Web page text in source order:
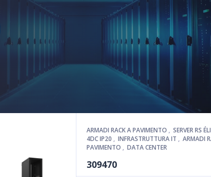
ARMADI RACK A PAVIMENTO ,SERVER RS
4DC IP20 ,INFRASTRUTTURA IT ,ARMADI
PAVIMENTO ,DATA CENTER
309470